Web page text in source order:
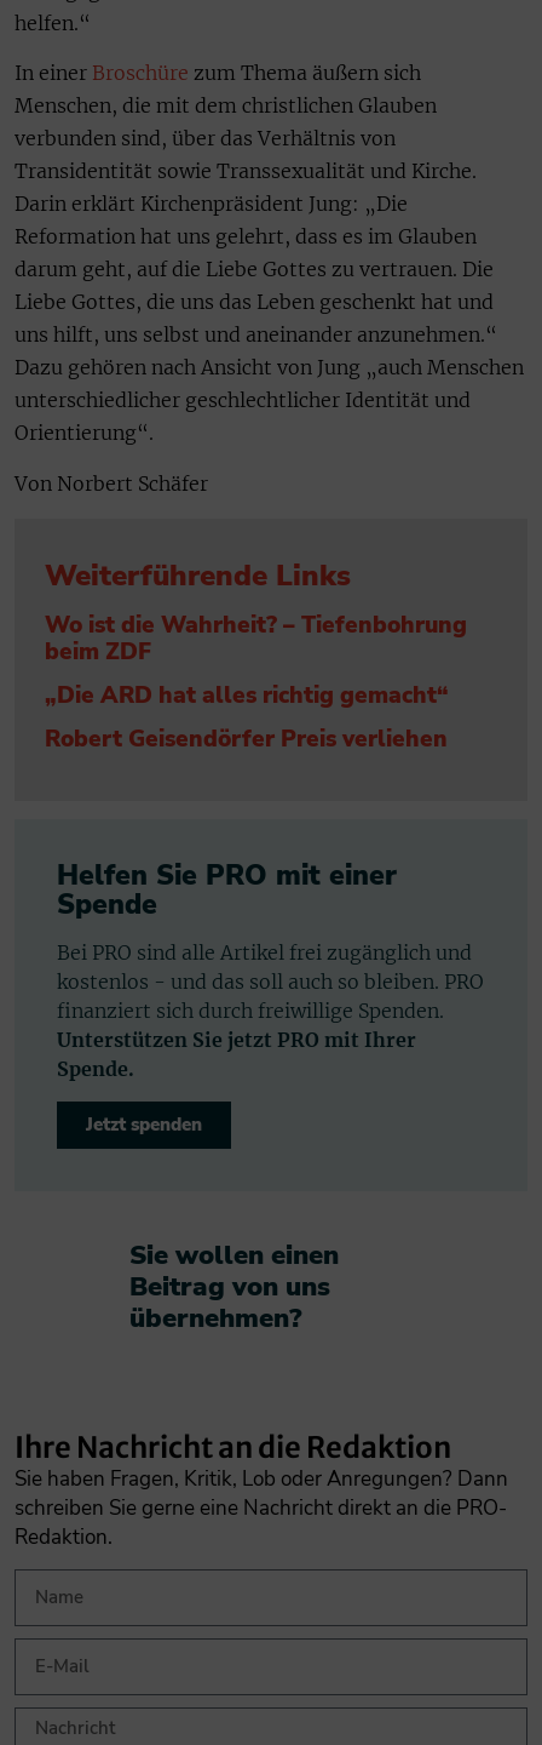
helfen.“
In einer Broschüre zum Thema äußern sich
Menschen, die mit dem christlichen Glauben
verbunden sind, über das Verhältnis von
Transidentität sowie Transsexualität und Kirche.
Darin erklärt Kirchenpräsident Jung: „Die
Reformation hat uns gelehrt, dass es im Glauben
darum geht, auf die Liebe Gottes zu vertrauen. Die
Liebe Gottes, die uns das Leben geschenkt hat und
uns hilft, uns selbst und aneinander anzunehmen.“
Dazu gehören nach Ansicht von Jung „auch Menschen
unterschiedlicher geschlechtlicher Identität und
Orientierung“.
Von Norbert Schäfer
Weiterführende Links
Wo ist die Wahrheit? – Tiefenbohrung
beim ZDF
„Die ARD hat alles richtig gemacht“
Robert Geisendörfer Preis verliehen
Helfen Sie PRO mit einer
Spende
Bei PRO sind alle Artikel frei zugänglich und
kostenlos - und das soll auch so bleiben. PRO
finanziert sich durch freiwillige Spenden.
Unterstützen Sie jetzt PRO mit Ihrer
Spende.
Jetzt spenden
Sie wollen einen
Beitrag von uns
übernehmen?​
Ihre Nachricht an die Redaktion
Sie haben Fragen, Kritik, Lob oder Anregungen? Dann
schreiben Sie gerne eine Nachricht direkt an die PRO-
Redaktion.